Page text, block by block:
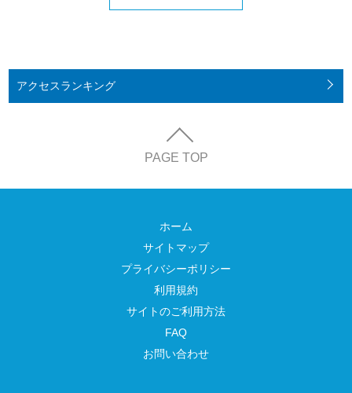
アクセスランキング
PAGE TOP
ホーム
サイトマップ
プライバシーポリシー
利用規約
サイトのご利用方法
FAQ
お問い合わせ